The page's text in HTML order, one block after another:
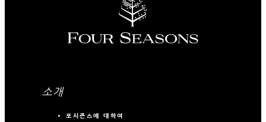
소개
포시즌스에 대하여